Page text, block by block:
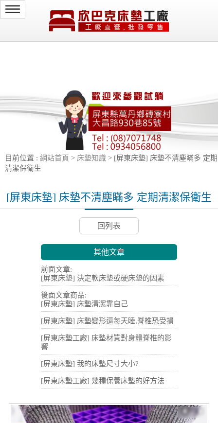
select * from ede23_kangde.news where id_news!='news5d57fd7fd4c7b' and
id_news!='news5d57fef827c55' and id_news!='news5d57fd0dc73ca' order by
目前位置 : 網站首頁 > 床墊知識 > [屏東床墊] 床墊不清塵瞞多 定期
清潔保衛生
[屏東床墊] 床墊不清塵瞞多 定期清潔保衛生
回列表
其他文章
前面文章:
[屏東床墊] 決定軟床墊或硬床墊的因素
後面文章商品:
[屏東床墊] 床墊清潔靠自己
[屏東床墊] 床墊變形還每天睡,脊椎恐受損
[屏東床墊工廠] 床墊材質對身體脊椎的影
響
[屏東床墊] 我的床墊尺寸大小?
[屏東床墊工廠] 幾種保養床墊的好方法